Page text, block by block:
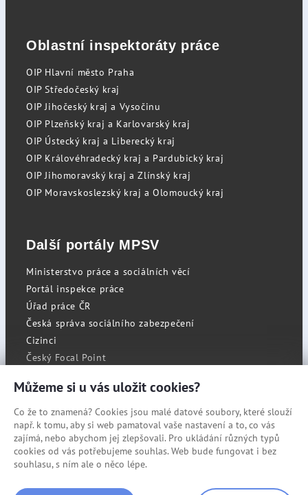
Oblastní inspektoráty práce
OIP Hlavní město Praha
OIP Středočeský kraj
OIP Jihočeský kraj a Vysočinu
OIP Plzeňský kraj a Karlovarský kraj
OIP Ústecký kraj a Liberecký kraj
OIP Královéhradecký kraj a Pardubický kraj
OIP Jihomoravský kraj a Zlínský kraj
OIP Moravskoslezský kraj a Olomoucký kraj
Další portály MPSV
Ministerstvo práce a sociálních věcí
Portál inspekce práce
Úřad práce ČR
Česká správa sociálního zabezpečení
Cizinci
Český Focal Point
RSS
Cookies
Prohlášení o přístupnosti
Mapa stránek
Můžeme si u vás uložit cookies?
Co že to znamená? Cookies jsou malé datové soubory, které slouží
např. k tomu, aby si web pamatoval vaše nastavení a to, co vás
zajímá, nebo abychom jej zlepšovali. Pro ukládání různých typů
cookies od vás potřebujeme souhlas. Web bude fungovat i bez
souhlasu, s ním ale o něco lépe.